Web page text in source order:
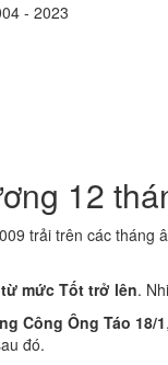
- 2023
12
trải trên các tháng
mức Tốt trở lên.
Công Ông Táo 18/1,
đó.